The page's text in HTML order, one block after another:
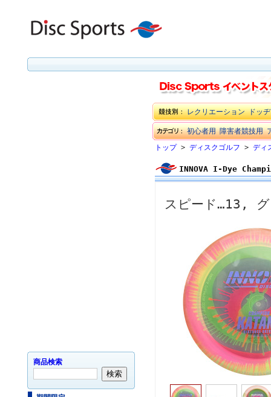
商品検索
レクリエーション ドッ
初心者用 障害者競技用
トップ> ディスクゴルフ > ディ
INNOVA I-Dye
スピード…13,